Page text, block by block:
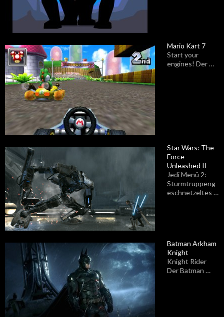
Mario Kart 7
Start your
engines! Der …
Star Wars: The
Force
Unleashed II
Jedi Menü 2:
Sturmtruppeng
eschnetzeltes …
Batman Arkham
Knight
Knight Rider
Der Batman …